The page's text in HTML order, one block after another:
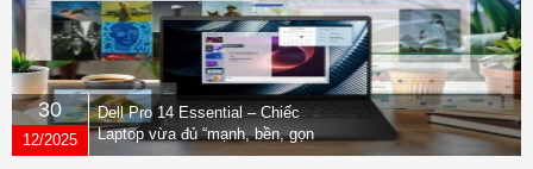
30
12/2025
Dell Pro 14 Essential – Chiếc
Laptop vừa đủ “mạnh, bền, gọn
nhẹ” dành cho dân văn phòng